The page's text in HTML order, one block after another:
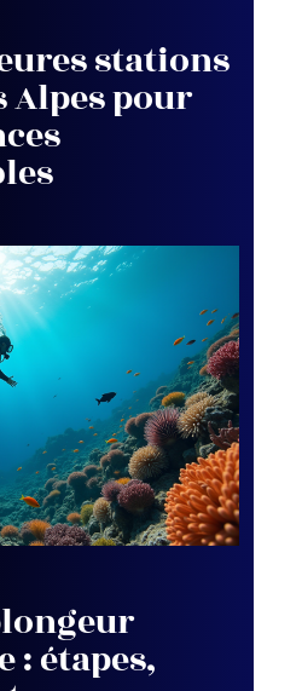
stations
Alpes pour
: étapes,